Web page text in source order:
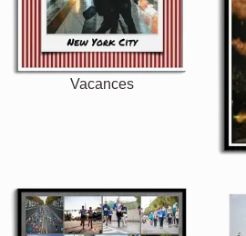
Vacances